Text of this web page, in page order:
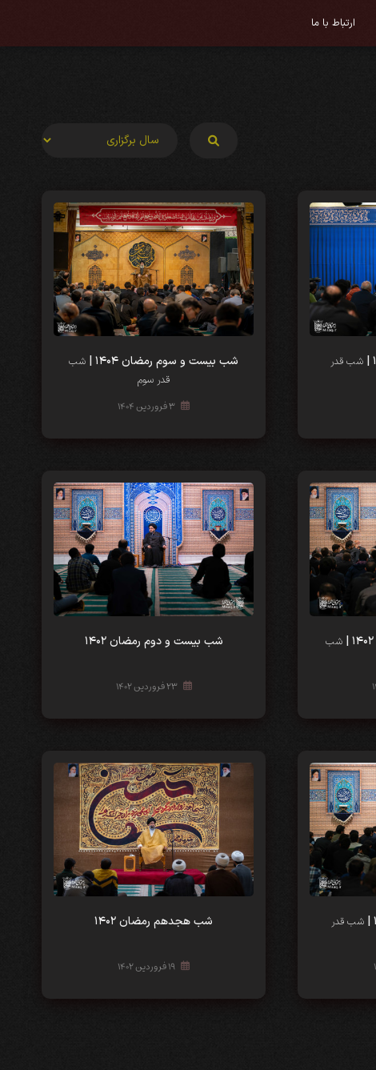
ارتباط با ما
شب قدر
شب بیست و سوم رمضان ۱۴۰۴ |
شب
قدر سوم
۳ فروردین ۱۴۰۴
شب
شب‌‌ بیست و دوم رمضان ۱۴۰۲
۲۳ فروردین ۱۴۰۲
شب قدر
شب‌‌ هجدهم رمضان ۱۴۰۲
۱۹ فروردین ۱۴۰۲